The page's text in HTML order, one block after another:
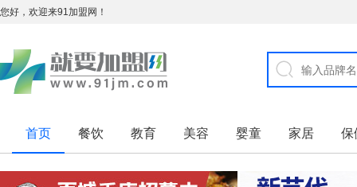
您好，欢迎来91加盟网！
首页 餐饮 教育 美容 婴童 家居 保